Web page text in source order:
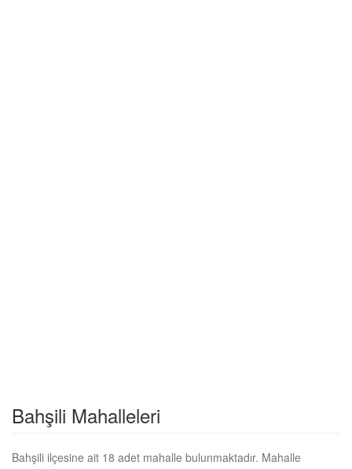
Bahşili Mahalleleri
Bahşili ilçesine ait 18 adet mahalle bulunmaktadır. Mahalle